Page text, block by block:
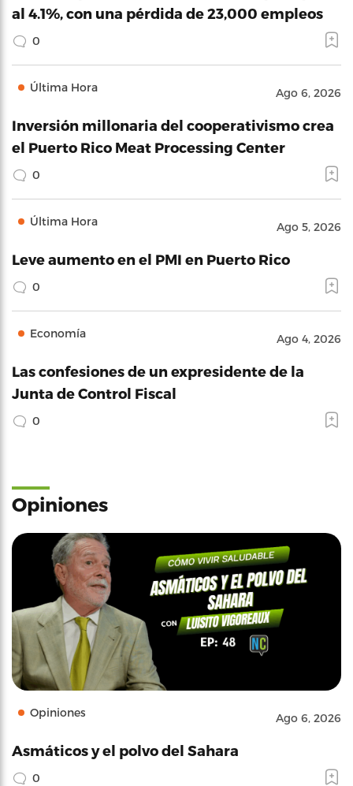
al 4.1%, con una pérdida de 23,000 empleos
0
Última Hora Ago 6, 2026
Inversión millonaria del cooperativismo crea
el Puerto Rico Meat Processing Center
0
Última Hora Ago 5, 2026
Leve aumento en el PMI en Puerto Rico
0
Economía Ago 4, 2026
Las confesiones de un expresidente de la
Junta de Control Fiscal
0
Opiniones
Opiniones Ago 6, 2026
Asmáticos y el polvo del Sahara
0